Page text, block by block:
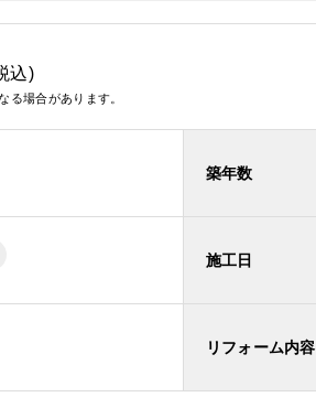
込)
る場合があります。
築年数
施工日
リフォーム内容